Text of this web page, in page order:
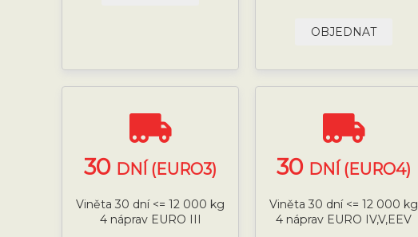
OBJEDNAT
30 DNÍ (EURO3)
Viněta 30 dní <= 12 000 kg
4 náprav EURO III
30 DNÍ (EURO4)
Viněta 30 dní <= 12 000 kg
4 náprav EURO IV,V,EEV